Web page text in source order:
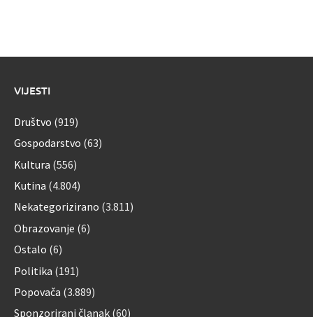
VIJESTI
Društvo (919)
Gospodarstvo (63)
Kultura (556)
Kutina (4.804)
Nekategorizirano (3.811)
Obrazovanje (6)
Ostalo (6)
Politika (191)
Popovača (3.889)
Sponzorirani članak (60)